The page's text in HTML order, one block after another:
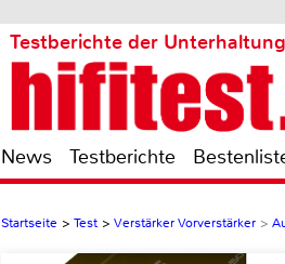
Testberichte der
News Testberichte
Startseite > Test > Verstärker Vorverstärker >